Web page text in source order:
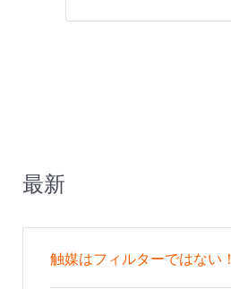
最新
触媒はフィルターではない！